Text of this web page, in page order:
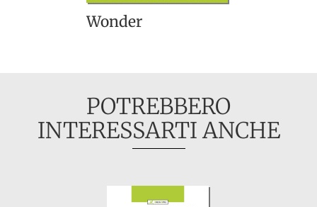
Wonder
POTREBBERO
INTERESSARTI ANCHE